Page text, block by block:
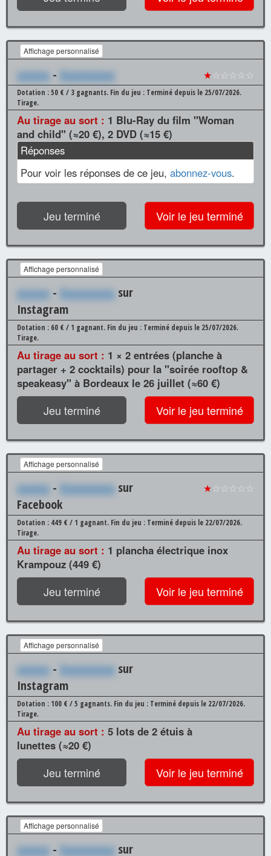
Affichage personnalisé
xxxxxx - Xxxxxxxxxx ★☆☆☆☆☆
Dotation : 50 € / 3 gagnants. Fin du jeu : Terminé depuis le 25/07/2026.
Tirage.
Au tirage au sort : 1 Blu-Ray du film "Woman
and child" (≈20 €), 2 DVD (≈15 €)
Réponses
Pour voir les réponses de ce jeu, abonnez-vous.
Jeu terminé Voir le jeu terminé
Affichage personnalisé
xxxxxx - Xxxxxxxxxx sur
Instagram
Dotation : 60 € / 1 gagnant. Fin du jeu : Terminé depuis le 25/07/2026.
Tirage.
Au tirage au sort : 1 × 2 entrées (planche à
partager + 2 cocktails) pour la "soirée rooftop &
speakeasy" à Bordeaux le 26 juillet (≈60 €)
Jeu terminé Voir le jeu terminé
Affichage personnalisé
xxxxxx - Xxxxxxxxxx sur
Facebook
★☆☆☆☆☆
Dotation : 449 € / 1 gagnant. Fin du jeu : Terminé depuis le 22/07/2026.
Tirage.
Au tirage au sort : 1 plancha électrique inox
Krampouz (449 €)
Jeu terminé Voir le jeu terminé
Affichage personnalisé
xxxxxx - Xxxxxxxxxx sur
Instagram
Dotation : 100 € / 5 gagnants. Fin du jeu : Terminé depuis le 22/07/2026.
Tirage.
Au tirage au sort : 5 lots de 2 étuis à
lunettes (≈20 €)
Jeu terminé Voir le jeu terminé
Affichage personnalisé
xxxxxx - Xxxxxxxxxx sur